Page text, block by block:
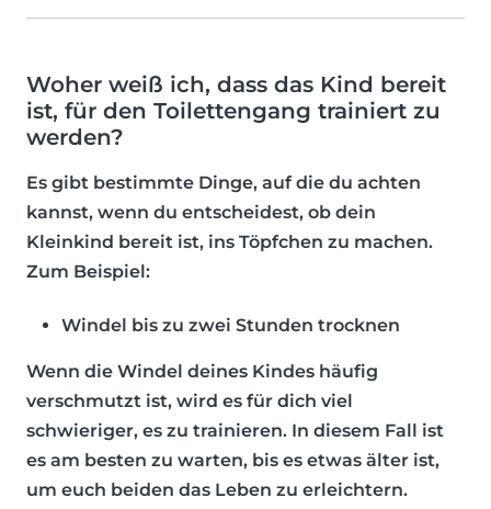
Woher weiß ich, dass das Kind bereit
ist, für den Toilettengang trainiert zu
werden?
Es gibt bestimmte Dinge, auf die du achten
kannst, wenn du entscheidest, ob dein
Kleinkind bereit ist, ins Töpfchen zu machen.
Zum Beispiel:
Windel bis zu zwei Stunden trocknen
Wenn die Windel deines Kindes häufig
verschmutzt ist, wird es für dich viel
schwieriger, es zu trainieren. In diesem Fall ist
es am besten zu warten, bis es etwas älter ist,
um euch beiden das Leben zu erleichtern.